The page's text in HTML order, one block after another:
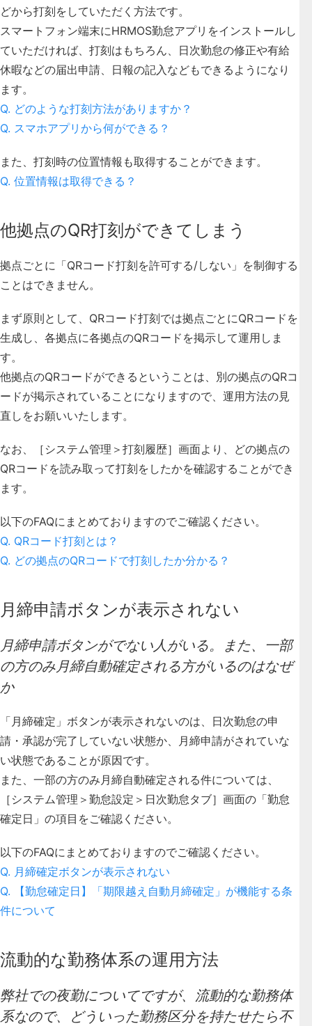
どから打刻をしていただく方法です。
スマートフォン端末にHRMOS勤怠アプリをインストールし
ていただければ、打刻はもちろん、日次勤怠の修正や有給
休暇などの届出申請、日報の記入などもできるようになり
ます。
Q. どのような打刻方法がありますか？
Q. スマホアプリから何ができる？
また、打刻時の位置情報も取得することができます。
Q. 位置情報は取得できる？
他拠点のQR打刻ができてしまう
拠点ごとに「QRコード打刻を許可する/しない」を制御する
ことはできません。
まず原則として、QRコード打刻では拠点ごとにQRコードを
生成し、各拠点に各拠点のQRコードを掲示して運用しま
す。
他拠点のQRコードができるということは、別の拠点のQRコ
ードが掲示されていることになりますので、運用方法の見
直しをお願いいたします。
なお、［システム管理＞打刻履歴］画面より、どの拠点の
QRコードを読み取って打刻をしたかを確認することができ
ます。
以下のFAQにまとめておりますのでご確認ください。
Q. QRコード打刻とは？
Q. どの拠点のQRコードで打刻したか分かる？
月締申請ボタンが表示されない
月締申請ボタンがでない人がいる。また、一部
の方のみ月締自動確定される方がいるのはなぜ
か
「月締確定」ボタンが表示されないのは、日次勤怠の申
請・承認が完了していない状態か、月締申請がされていな
い状態であることが原因です。
また、一部の方のみ月締自動確定される件については、
［システム管理＞勤怠設定＞日次勤怠タブ］画面の「勤怠
確定日」の項目をご確認ください。
以下のFAQにまとめておりますのでご確認ください。
Q. 月締確定ボタンが表示されない
Q. 【勤怠確定日】「期限越え自動月締確定」が機能する条
件について
流動的な勤務体系の運用方法
弊社での夜勤についてですが、流動的な勤務体
系なので、どういった勤務区分を持たせたら不